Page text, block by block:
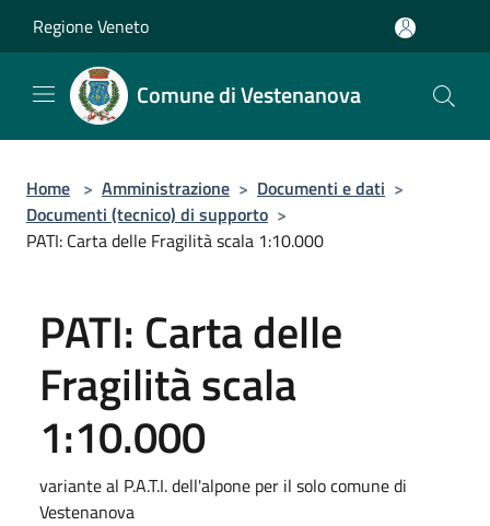
Regione Veneto
Comune di Vestenanova
Home > Amministrazione > Documenti e dati >
Documenti (tecnico) di supporto >
PATI: Carta delle Fragilità scala 1:10.000
PATI: Carta delle
Fragilità scala
1:10.000
variante al P.A.T.I. dell'alpone per il solo comune di
Vestenanova